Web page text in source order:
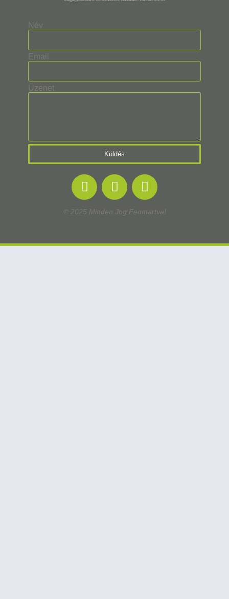
Név
Email
Üzenet
Küldés
© 2025 Minden Jog Fenntartva!